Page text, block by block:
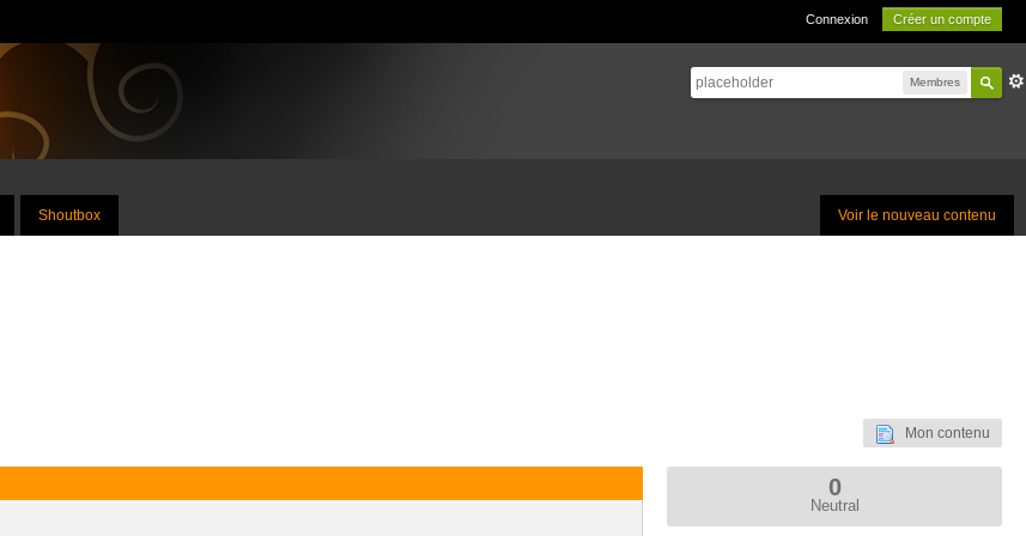
Connexion Créer un compte
Membres
Voir le nouveau contenu
Shoutbox
Mon contenu
0
Neutral